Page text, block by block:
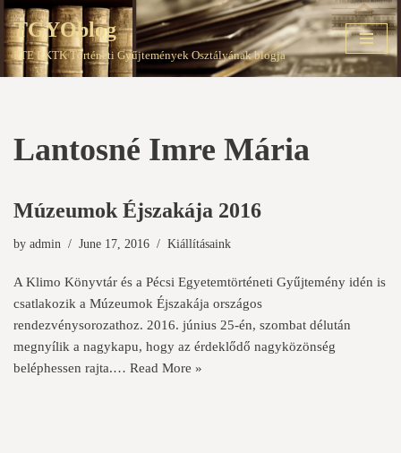
Skip
to
TGYOblog
PTE EKTK Történeti Gyűjtemények Osztályának blogja
Lantosné Imre Mária
Múzeumok Éjszakája 2016
by admin June 17, 2016 Kiállításaink
A Klimo Könyvtár és a Pécsi Egyetemtörténeti Gyűjtemény idén is
csatlakozik a Múzeumok Éjszakája országos
rendezvénysorozathoz. 2016. június 25-én, szombat délután
megnyílik a nagykapu, hogy az érdeklődő nagyközönség
beléphessen rajta.… Read More »